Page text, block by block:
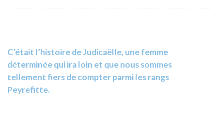
C’était l’histoire de Judicaëlle, une femme
déterminée qui ira loin et que nous sommes
tellement fiers de compter parmi les rangs
Peyrefitte.